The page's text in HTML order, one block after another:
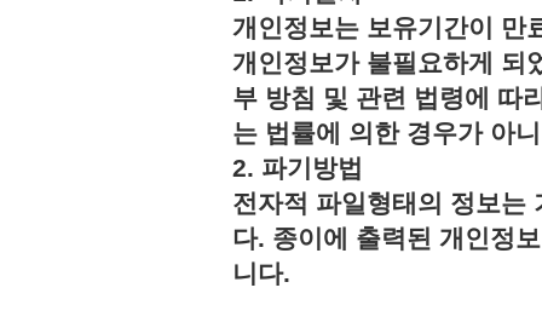
개인정보는 보유기간이 만
개인정보가 불필요하게 되
부 방침 및 관련 법령에 따
는 법률에 의한 경우가 아
2. 파기방법
전자적 파일형태의 정보는
다. 종이에 출력된 개인정
니다.